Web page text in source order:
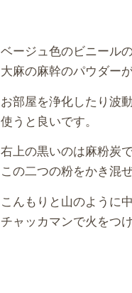
ベージュ色のビニールの
大麻の麻幹のパウダー
お部屋を浄化したり波
使うと良いです。
右上の黒いのは麻粉炭で
この二つの粉をかき混ぜ
こんもりと山のように
チャッカマンで火をつけ